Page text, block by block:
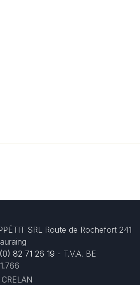
SRL Route de Rochefort 241
82 71 26 19 - T.V.A. BE